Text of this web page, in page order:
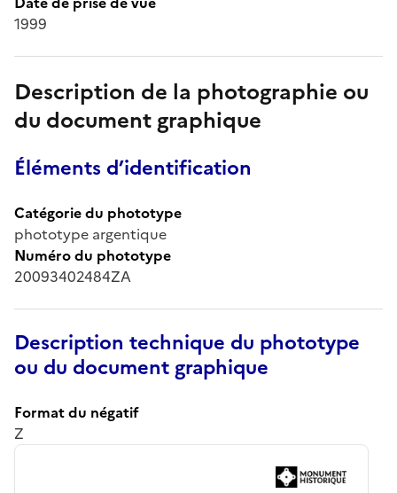
1999
Description de la photographie ou
du document graphique
Éléments d’identification
Catégorie du phototype
phototype argentique
Numéro du phototype
20093402484ZA
Description technique du phototype
ou du document graphique
Format du négatif
Z